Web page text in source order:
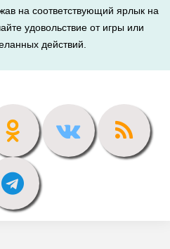
на соответствующий ярлык на
удовольствие от игры или
действий.